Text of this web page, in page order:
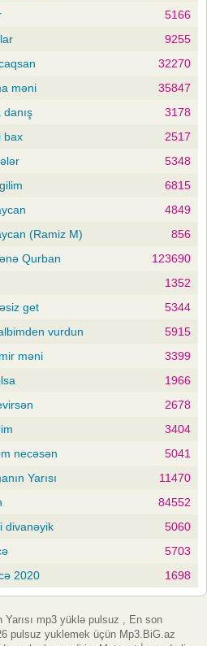
5166
9255
32270
məni
35847
3178
bax
2517
5348
6815
4849
(Ramiz M)
856
Qurban
123690
1352
get
5344
vurdun
5915
məni
3399
1966
2678
3404
necəsən
5041
Yarısı
11470
84552
divanəyik
5060
5703
2020
1698
Yarısı mp3 yüklə pulsuz , En son
pulsuz yuklemek üçün Mp3.BiG.az